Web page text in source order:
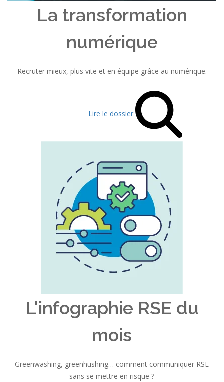
La transformation
numérique
Recruter mieux, plus vite et en équipe grâce au numérique.
Lire le dossier
L'infographie RSE du
mois
Greenwashing, greenhushing… comment communiquer RSE
sans se mettre en risque ?